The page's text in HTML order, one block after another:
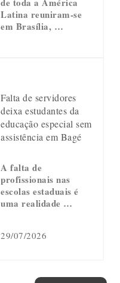
Latina reuniram-se
em Brasília, …
Falta de servidores
deixa estudantes da
educação especial sem
assistência em Bagé
A falta de
profissionais nas
escolas estaduais é
uma realidade …
29/07/2026